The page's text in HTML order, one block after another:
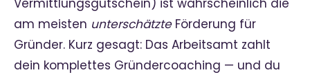
Vermittlungsgutschein) ist wahrscheinlich die
am meisten unterschätzteFörderung für
Gründer. Kurz gesagt: Das Arbeitsamt zahlt
dein komplettes Gründercoaching — und du